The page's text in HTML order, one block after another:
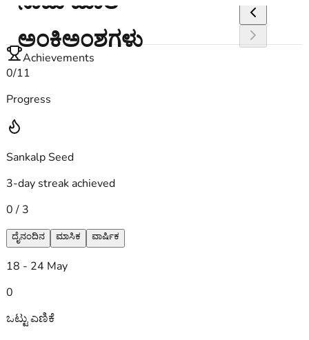
ಅಂಕಿಅಂಶಗಳು
Achievements
0/11
Progress
Sankalp Seed
3-day streak achieved
0/ 3
ದೈನಂದಿನ ಮಾಸಿಕ ವಾರ್ಷಿಕ
18 - 24 May
0
ಒಟ್ಟು ಎಣಿಕೆ